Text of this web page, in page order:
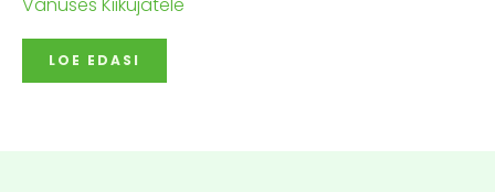
LOE EDASI